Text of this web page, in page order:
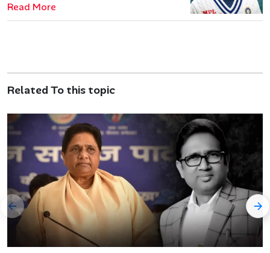
Read More
Related To this topic